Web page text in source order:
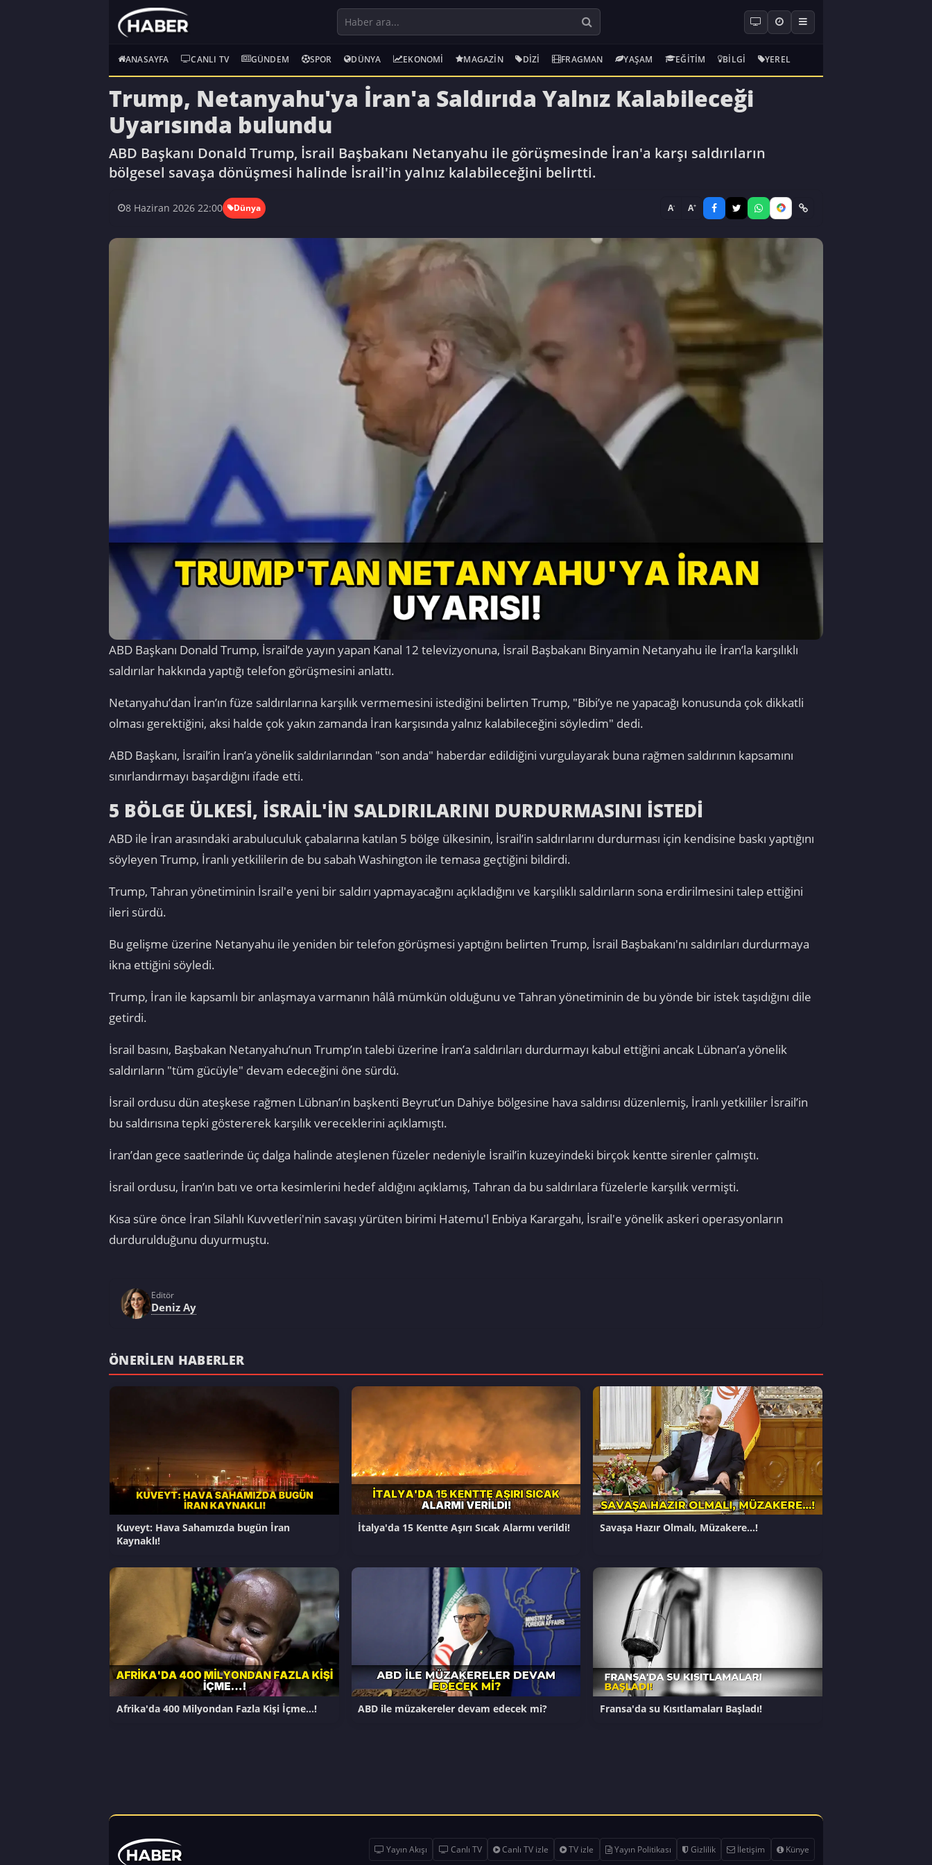
ANASAYFA CANLI TV GÜNDEM SPOR DÜNYA EKONOMI MAGAZIN DIZI FRAGMAN YAŞAM EĞITIM BILGI YEREL
Trump, Netanyahu'ya İran'a Saldırıda Yalnız Kalabileceği
Uyarısında bulundu
ABD Başkanı Donald Trump, İsrail Başbakanı Netanyahu ile görüşmesinde İran'a karşı saldırıların
bölgesel savaşa dönüşmesi halinde İsrail'in yalnız kalabileceğini belirtti.
8 Haziran 2026 22:00 Dünya A- A+
ABD Başkanı Donald Trump, İsrail’de yayın yapan Kanal 12 televizyonuna, İsrail Başbakanı Binyamin Netanyahu ile İran’la karşılıklı
saldırılar hakkında yaptığı telefon görüşmesini anlattı.
Netanyahu’dan İran’ın füze saldırılarına karşılık vermemesini istediğini belirten Trump, "Bibi’ye ne yapacağı konusunda çok dikkatli
olması gerektiğini, aksi halde çok yakın zamanda İran karşısında yalnız kalabileceğini söyledim" dedi.
ABD Başkanı, İsrail’in İran’a yönelik saldırılarından "son anda" haberdar edildiğini vurgulayarak buna rağmen saldırının kapsamını
sınırlandırmayı başardığını ifade etti.
5 BÖLGE ÜLKESİ, İSRAİL'İN SALDIRILARINI DURDURMASINI İSTEDİ
ABD ile İran arasındaki arabuluculuk çabalarına katılan 5 bölge ülkesinin, İsrail’in saldırılarını durdurması için kendisine baskı yaptığını
söyleyen Trump, İranlı yetkililerin de bu sabah Washington ile temasa geçtiğini bildirdi.
Trump, Tahran yönetiminin İsrail'e yeni bir saldırı yapmayacağını açıkladığını ve karşılıklı saldırıların sona erdirilmesini talep ettiğini
ileri sürdü.
Bu gelişme üzerine Netanyahu ile yeniden bir telefon görüşmesi yaptığını belirten Trump, İsrail Başbakanı'nı saldırıları durdurmaya
ikna ettiğini söyledi.
Trump, İran ile kapsamlı bir anlaşmaya varmanın hâlâ mümkün olduğunu ve Tahran yönetiminin de bu yönde bir istek taşıdığını dile
getirdi.
İsrail basını, Başbakan Netanyahu’nun Trump’ın talebi üzerine İran’a saldırıları durdurmayı kabul ettiğini ancak Lübnan’a yönelik
saldırıların "tüm gücüyle" devam edeceğini öne sürdü.
İsrail ordusu dün ateşkese rağmen Lübnan’ın başkenti Beyrut’un Dahiye bölgesine hava saldırısı düzenlemiş, İranlı yetkililer İsrail’in
bu saldırısına tepki göstererek karşılık vereceklerini açıklamıştı.
İran’dan gece saatlerinde üç dalga halinde ateşlenen füzeler nedeniyle İsrail’in kuzeyindeki birçok kentte sirenler çalmıştı.
İsrail ordusu, İran’ın batı ve orta kesimlerini hedef aldığını açıklamış, Tahran da bu saldırılara füzelerle karşılık vermişti.
Kısa süre önce İran Silahlı Kuvvetleri'nin savaşı yürüten birimi Hatemu'l Enbiya Karargahı, İsrail'e yönelik askeri operasyonların
durdurulduğunu duyurmuştu.
Editör
Deniz Ay
ÖNERILEN HABERLER
Kuveyt: Hava Sahamızda bugün İran
Kaynaklı!
İtalya'da 15 Kentte Aşırı Sıcak Alarmı verildi! Savaşa Hazır Olmalı, Müzakere…!
Afrika'da 400 Milyondan Fazla Kişi İçme…! ABD ile müzakereler devam edecek mi? Fransa'da su Kısıtlamaları Başladı!
Yayın Akışı Canlı TV Canlı TV izle TV izle Yayın Politikası Gizlilik İletişim Künye